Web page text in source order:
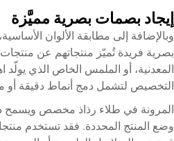
إيجاد بصمات بصرية مميَّزة
وبالإضافة إلى مطابقة الألوان
بصرية فريدة تُميّز منتجاتهم عن
المعدنية، أو الملمس الخاص الذي يولّد
التخصيص لتشمل دمج أنماط دقيقة أو
المرونة في طلاء رذاذ مخصص ويسمح
وضع المنتج المحددة. فقد تستخدم